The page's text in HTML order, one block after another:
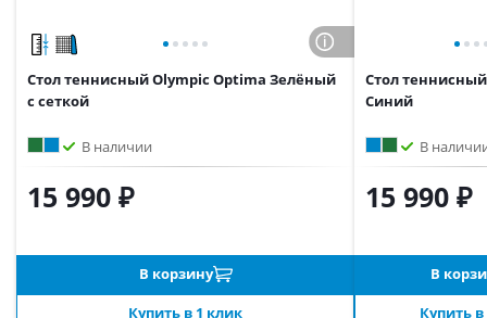
Стол теннисный Olympic Optima Зелёный
с сеткой
В наличии
15 990 ₽
В корзину
Купить в 1 клик
Стол теннисный
Синий
В
15 990 ₽
В
Купить